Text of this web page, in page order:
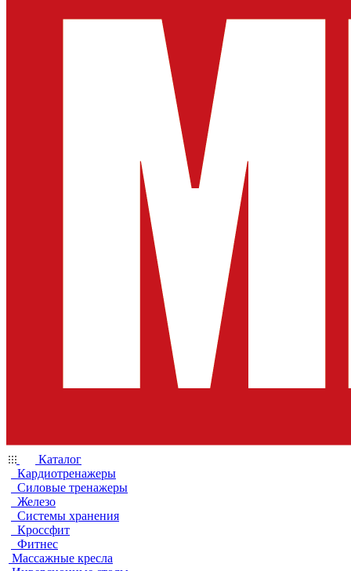
Каталог
Кардиотренажеры
Силовые тренажеры
Железо
Системы хранения
Кроссфит
Фитнес
Массажные кресла